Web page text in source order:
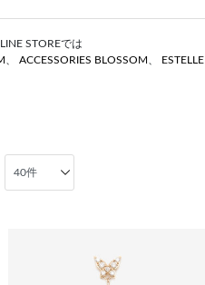
STOREでは
ACCESSORIES BLOSSOM ESTELLE